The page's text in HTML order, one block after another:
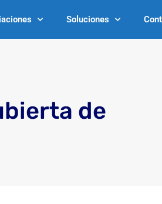
Soluciones
de